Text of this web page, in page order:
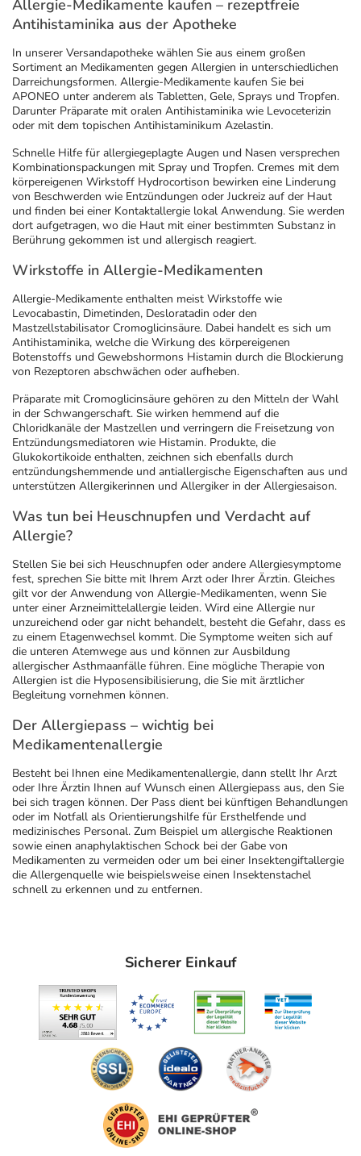
Allergie-Medikamente kaufen – rezeptfreie
Antihistaminika aus der Apotheke
In unserer Versandapotheke wählen Sie aus einem großen
Sortiment an Medikamenten gegen Allergien in unterschiedlichen
Darreichungsformen. Allergie-Medikamente kaufen Sie bei
APONEO unter anderem als Tabletten, Gele, Sprays und Tropfen.
Darunter Präparate mit oralen Antihistaminika wie Levoceterizin
oder mit dem topischen Antihistaminikum Azelastin.
Schnelle Hilfe für allergiegeplagte Augen und Nasen versprechen
Kombinationspackungen mit Spray und Tropfen. Cremes mit dem
körpereigenen Wirkstoff Hydrocortison bewirken eine Linderung
von Beschwerden wie Entzündungen oder Juckreiz auf der Haut
und finden bei einer Kontaktallergie lokal Anwendung. Sie werden
dort aufgetragen, wo die Haut mit einer bestimmten Substanz in
Berührung gekommen ist und allergisch reagiert.
Wirkstoffe in Allergie-Medikamenten
Allergie-Medikamente enthalten meist Wirkstoffe wie
Levocabastin, Dimetinden, Desloratadin oder den
Mastzellstabilisator Cromoglicinsäure. Dabei handelt es sich um
Antihistaminika, welche die Wirkung des körpereigenen
Botenstoffs und Gewebshormons Histamin durch die Blockierung
von Rezeptoren abschwächen oder aufheben.
Präparate mit Cromoglicinsäure gehören zu den Mitteln der Wahl
in der Schwangerschaft. Sie wirken hemmend auf die
Chloridkanäle der Mastzellen und verringern die Freisetzung von
Entzündungsmediatoren wie Histamin. Produkte, die
Glukokortikoide enthalten, zeichnen sich ebenfalls durch
entzündungshemmende und antiallergische Eigenschaften aus und
unterstützen Allergikerinnen und Allergiker in der Allergiesaison.
Was tun bei Heuschnupfen und Verdacht auf
Allergie?
Stellen Sie bei sich Heuschnupfen oder andere Allergiesymptome
fest, sprechen Sie bitte mit Ihrem Arzt oder Ihrer Ärztin. Gleiches
gilt vor der Anwendung von Allergie-Medikamenten, wenn Sie
unter einer Arzneimittelallergie leiden. Wird eine Allergie nur
unzureichend oder gar nicht behandelt, besteht die Gefahr, dass es
zu einem Etagenwechsel kommt. Die Symptome weiten sich auf
die unteren Atemwege aus und können zur Ausbildung
allergischer Asthmaanfälle führen. Eine mögliche Therapie von
Allergien ist die Hyposensibilisierung, die Sie mit ärztlicher
Begleitung vornehmen können.
Der Allergiepass – wichtig bei
Medikamentenallergie
Besteht bei Ihnen eine Medikamentenallergie, dann stellt Ihr Arzt
oder Ihre Ärztin Ihnen auf Wunsch einen Allergiepass aus, den Sie
bei sich tragen können. Der Pass dient bei künftigen Behandlungen
oder im Notfall als Orientierungshilfe für Ersthelfende und
medizinisches Personal. Zum Beispiel um allergische Reaktionen
sowie einen anaphylaktischen Schock bei der Gabe von
Medikamenten zu vermeiden oder um bei einer Insektengiftallergie
die Allergenquelle wie beispielsweise einen Insektenstachel
schnell zu erkennen und zu entfernen.
Sicherer Einkauf